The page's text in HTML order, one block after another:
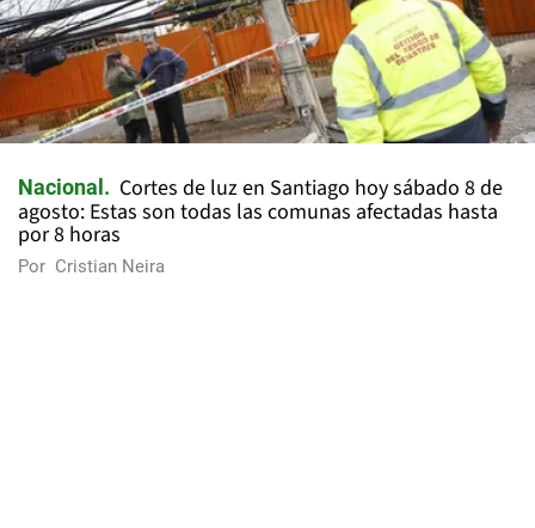
Nacional
Cortes de luz en Santiago hoy sábado 8 de
agosto: Estas son todas las comunas afectadas hasta
por 8 horas
Por Cristian Neira